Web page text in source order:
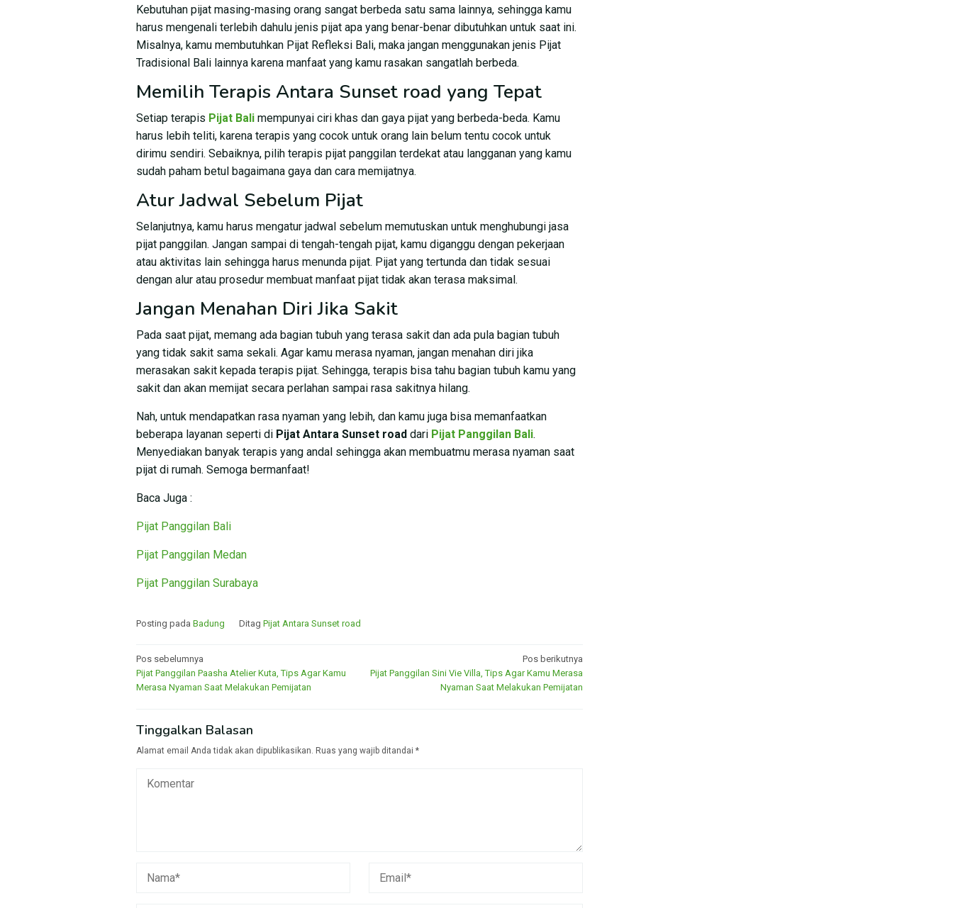
Kebutuhan pijat masing-masing orang sangat berbeda satu sama lainnya, sehingga kamu
harus mengenali terlebih dahulu jenis pijat apa yang benar-benar dibutuhkan untuk saat ini.
Misalnya, kamu membutuhkan Pijat Refleksi Bali, maka jangan menggunakan jenis Pijat
Tradisional Bali lainnya karena manfaat yang kamu rasakan sangatlah berbeda.
Memilih Terapis Antara Sunset road yang Tepat
Setiap terapis Pijat Bali mempunyai ciri khas dan gaya pijat yang berbeda-beda. Kamu
harus lebih teliti, karena terapis yang cocok untuk orang lain belum tentu cocok untuk
dirimu sendiri. Sebaiknya, pilih terapis pijat panggilan terdekat atau langganan yang kamu
sudah paham betul bagaimana gaya dan cara memijatnya.
Atur Jadwal Sebelum Pijat
Selanjutnya, kamu harus mengatur jadwal sebelum memutuskan untuk menghubungi jasa
pijat panggilan. Jangan sampai di tengah-tengah pijat, kamu diganggu dengan pekerjaan
atau aktivitas lain sehingga harus menunda pijat. Pijat yang tertunda dan tidak sesuai
dengan alur atau prosedur membuat manfaat pijat tidak akan terasa maksimal.
Jangan Menahan Diri Jika Sakit
Pada saat pijat, memang ada bagian tubuh yang terasa sakit dan ada pula bagian tubuh
yang tidak sakit sama sekali. Agar kamu merasa nyaman, jangan menahan diri jika
merasakan sakit kepada terapis pijat. Sehingga, terapis bisa tahu bagian tubuh kamu yang
sakit dan akan memijat secara perlahan sampai rasa sakitnya hilang.
Nah, untuk mendapatkan rasa nyaman yang lebih, dan kamu juga bisa memanfaatkan
beberapa layanan seperti di Pijat Antara Sunset road dari Pijat Panggilan Bali.
Menyediakan banyak terapis yang andal sehingga akan membuatmu merasa nyaman saat
pijat di rumah. Semoga bermanfaat!
Baca Juga :
Pijat Panggilan Bali
Pijat Panggilan Medan
Pijat Panggilan Surabaya
Posting pada Badung Ditag Pijat Antara Sunset road
Navigasi
pos
Pos sebelumnya
Pijat Panggilan Paasha Atelier Kuta, Tips Agar Kamu
Merasa Nyaman Saat Melakukan Pemijatan
Pos berikutnya
Pijat Panggilan Sini Vie Villa, Tips Agar Kamu Merasa
Nyaman Saat Melakukan Pemijatan
Tinggalkan Balasan
Alamat email Anda tidak akan dipublikasikan. Ruas yang wajib ditandai *